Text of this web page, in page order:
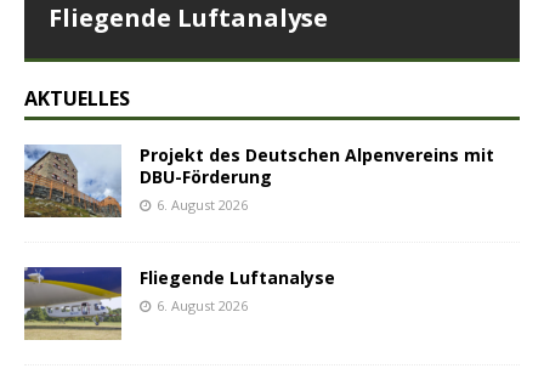
Fliegende Luftanalyse
AKTUELLES
Projekt des Deutschen Alpenvereins mit
DBU-Förderung
6. August 2026
Fliegende Luftanalyse
6. August 2026